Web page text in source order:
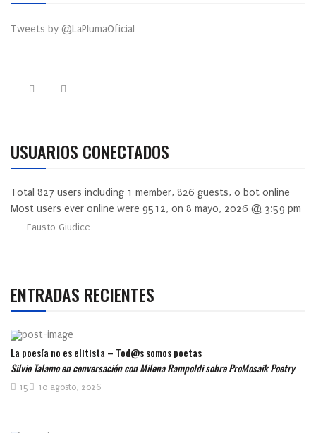
Tweets by @LaPlumaOficial
USUARIOS CONECTADOS
Total 827 users including 1 member, 826 guests, 0 bot online
Most users ever online were 9512, on 8 mayo, 2026 @ 3:59 pm
Fausto Giudice
ENTRADAS RECIENTES
La poesía no es elitista – Tod@s somos poetas
Silvio Talamo en conversación con Milena Rampoldi sobre ProMosaik Poetry
10 agosto, 2026
15